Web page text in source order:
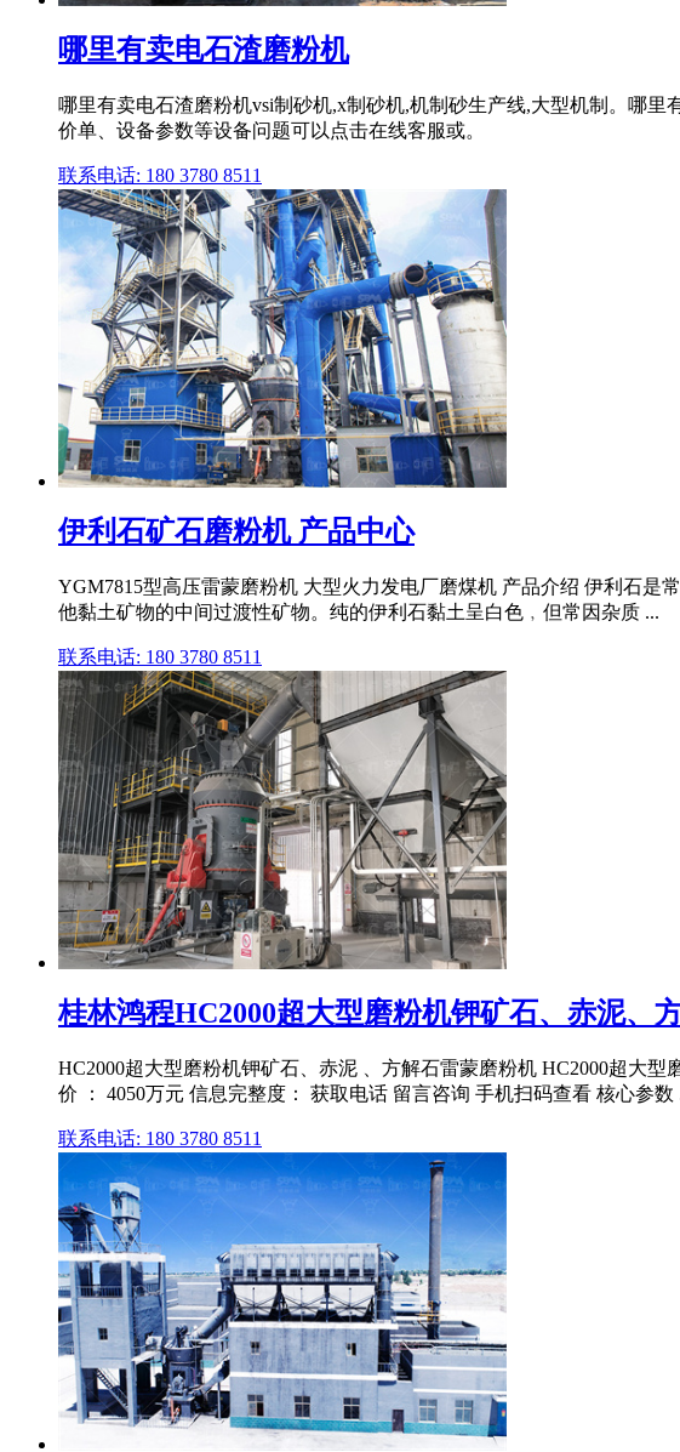
哪里有卖电石渣磨粉机
哪里有卖电石渣磨粉机vsi制砂机,x制砂机,机制砂生产线,大型机制。哪
价单、设备参数等设备问题可以点击在线客服或。
联系电话: 180 3780 8511
伊利石矿石磨粉机 产品中心
YGM7815型高压雷蒙磨粉机 大型火力发电厂磨煤机 产品介绍 伊利石
他黏土矿物的中间过渡性矿物。纯的伊利石黏土呈白色﹐但常因杂质 ...
联系电话: 180 3780 8511
桂林鸿程HC2000超大型磨粉机钾矿石、赤泥、
HC2000超大型磨粉机钾矿石、赤泥 、方解石雷蒙磨粉机 HC2000超大
价 ： 4050万元 信息完整度： 获取电话 留言咨询 手机扫码查看 核心参数
联系电话: 180 3780 8511